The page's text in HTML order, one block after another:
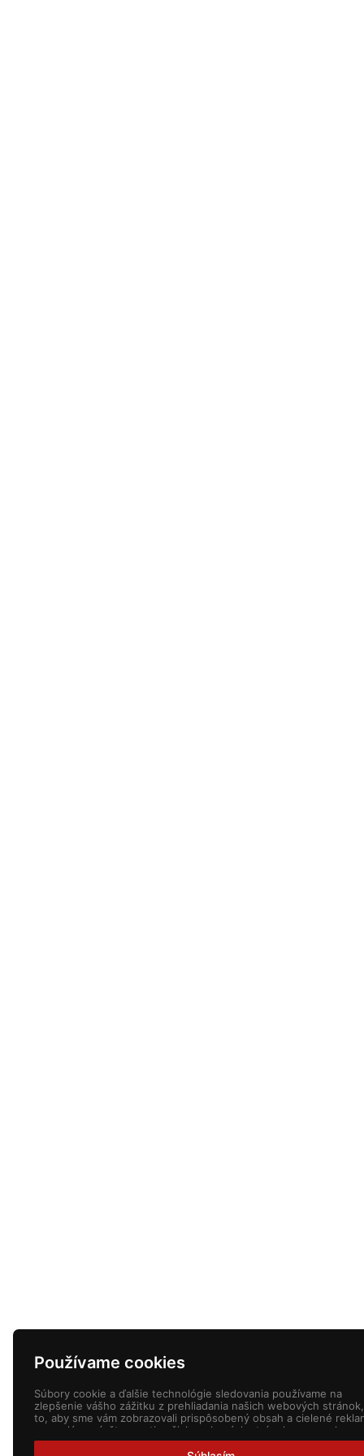
Používame cookies
Súbory cookie a ďalšie technológie sledovania používame na
zlepšenie vášho zážitku z prehliadania našich webových
to, aby sme vám zobrazovali prispôsobený obsah a cielené
na analýzu návštevnosti našich webových stránok a na
toho, odkiaľ naši návštevníci prichádzajú.